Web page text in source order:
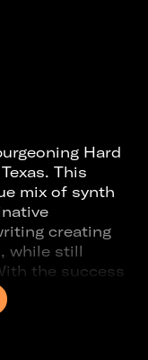
Hard
This
mix of synth
creating
while still
the success
Me”, seeing
rotation at